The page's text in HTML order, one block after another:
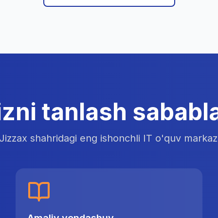
tanlash
shahridagi eng ishonchli IT o'quv